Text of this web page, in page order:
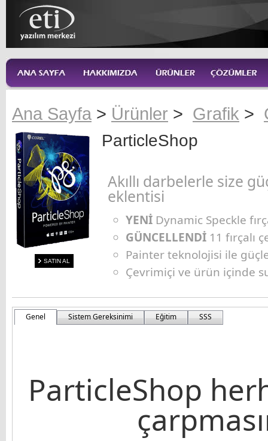
Ana Sayfa > Ürünler > Grafik >
SATIN AL
ParticleShop
Akıllı darbelerle size
eklentisi
YENİ Dynamic Speckle
GÜNCELLENDİ 11 fırçalı
Painter teknolojisi ile
Çevrimiçi ve ürün içinde
Genel Sistem Gereksinimi Eğitim SSS
ParticleShop